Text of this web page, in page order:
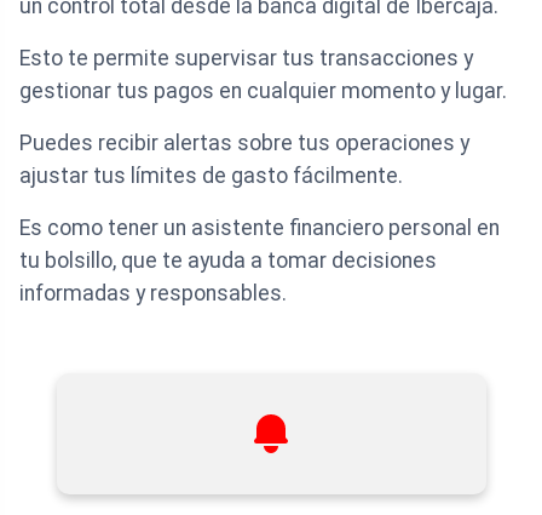
un control total desde la banca digital de Ibercaja.
Esto te permite supervisar tus transacciones y
gestionar tus pagos en cualquier momento y lugar.
Puedes recibir alertas sobre tus operaciones y
ajustar tus límites de gasto fácilmente.
Es como tener un asistente financiero personal en
tu bolsillo, que te ayuda a tomar decisiones
informadas y responsables.